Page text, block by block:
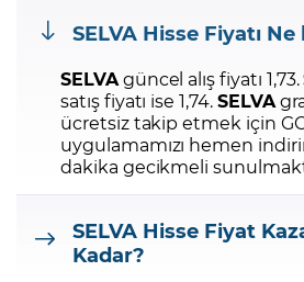
SELVA Hisse Fiyatı
SELVAgüncel alış fiyatı 1,73.
satış fiyatı ise 1,74.SELVA
ücretsiz takip etmek için
uygulamamızı hemen
dakika gecikmeli
SELVA Hisse Fiyat
Kadar?